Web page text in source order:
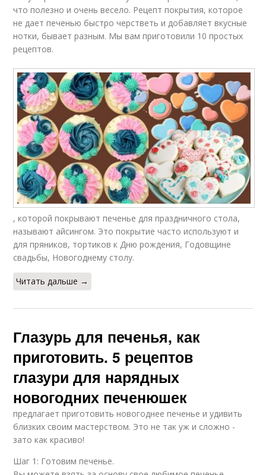
что полезно и очень весело. Рецепт покрытия, которое
не дает печенью быстро черстветь и добавляет вкусные
нотки, бывает разным. Мы вам приготовили 10 простых
рецептов.
, которой покрывают печенье для праздничного стола,
называют айсингом. Это покрытие часто используют и
для пряников, тортиков к Дню рождения, Годовщине
свадьбы, Новогоднему столу.
Читать дальше →
Глазурь для печенья, как
приготовить. 5 рецептов
глазури для нарядных
новогодних печенюшек
предлагает приготовить новогоднее печенье и удивить
близких своим мастерством. Это не так уж и сложно -
зато как красиво!
Шаг 1: Готовим печенье.